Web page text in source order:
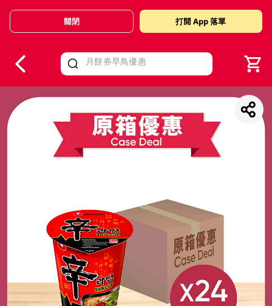
Valid Until 30 June 2026
關閉 打開 App 落單